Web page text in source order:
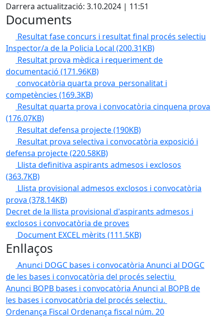
Darrera actualització: 3.10.2024 | 11:51
Documents
Resultat fase concurs i resultat final procés selectiu
Inspector/a de la Policia Local (200.31KB)
Resultat prova mèdica i requeriment de
documentació (171.96KB)
convocatòria quarta prova_personalitat i
competències (169.3KB)
Resultat quarta prova i convocatòria cinquena prova
(176.07KB)
Resultat defensa projecte(190KB)
Resultat prova selectiva i convocatòria exposició i
defensa projecte(220.58KB)
Llista definitiva aspirants admesos i exclosos
(363.7KB)
Llista provisional admesos exclosos i convocatòria
prova (378.14KB)
Decret de la llista provisional d'aspirants admesos i
exclosos i convocatòria de proves
Document EXCEL mèrits (111.5KB)
Enllaços
Anunci DOGC bases i convocatòria Anunci al DOGC
de les bases i convocatòria del procés selectiu
Anunci BOPB bases i convocatòria Anunci al BOPB de
les bases i convocatòria del procés selectiu.
Ordenança Fiscal Ordenança fiscal núm. 20